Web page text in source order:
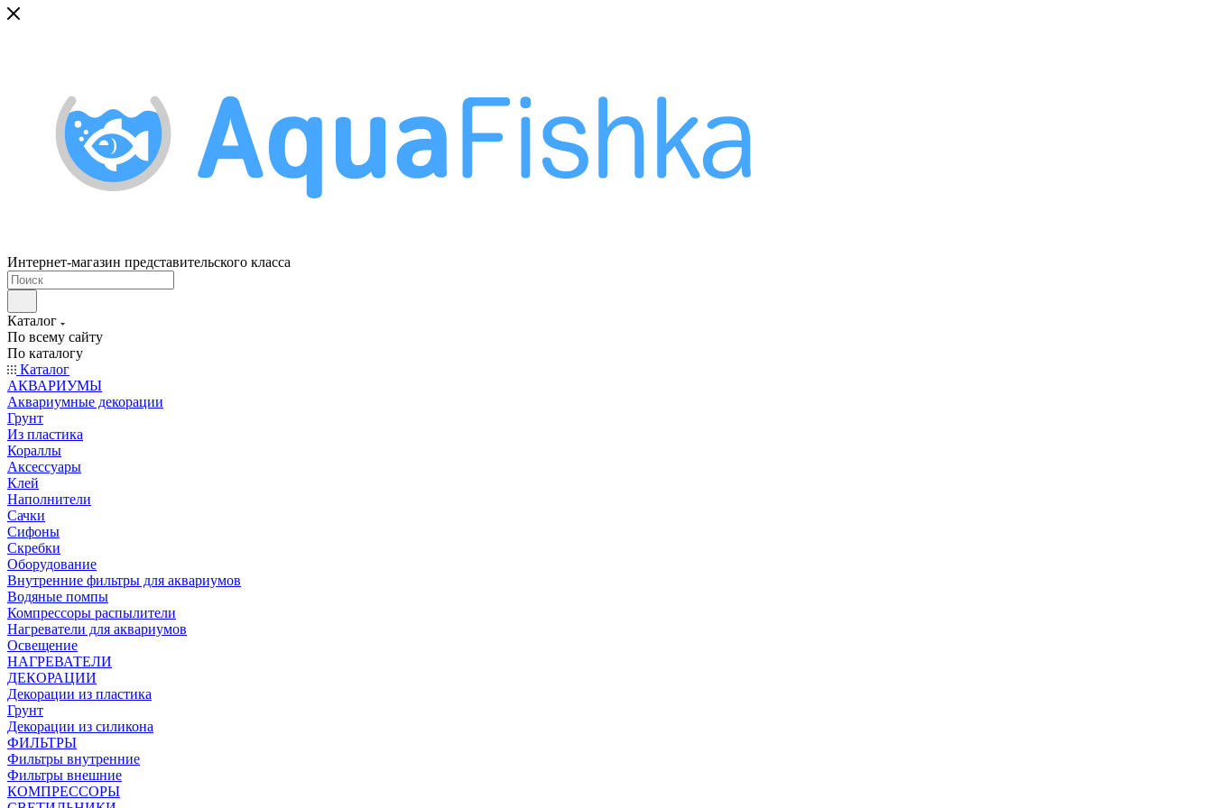
Интернет-магазин представительского класса
Каталог
По всему сайту
По каталогу
Каталог
АКВАРИУМЫ
Аквариумные декорации
Грунт
Из пластика
Кораллы
Аксессуары
Клей
Наполнители
Сачки
Сифоны
Скребки
Оборудование
Внутренние фильтры для аквариумов
Водяные помпы
Компрессоры распылители
Нагреватели для аквариумов
Освещение
НАГРЕВАТЕЛИ
ДЕКОРАЦИИ
Декорации из пластика
Грунт
Декорации из силикона
ФИЛЬТРЫ
Фильтры внутренние
Фильтры внешние
КОМПРЕССОРЫ